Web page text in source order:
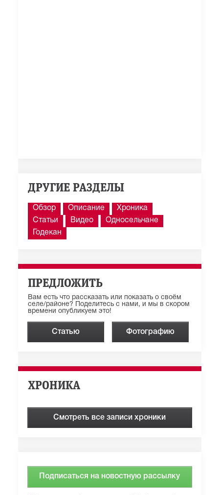
ДРУГИЕ РАЗДЕЛЫ
Обзор Описание
Хроника
Статьи
Видео
Односельчане
Годекан
ПРЕДЛОЖИТЬ
Вам есть что рассказать или показать о своём
селе/районе? Поделитесь с нами, и мы в скором
времени опубликуем это!
Статью Фотографию
ХРОНИКА
Смотреть все записи хроники
Подписаться на новостную рассылку